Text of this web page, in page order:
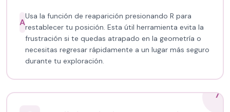
A
Usa la función de reaparición presionando R para
restablecer tu posición. Esta útil herramienta evita la
frustración si te quedas atrapado en la geometría o
necesitas regresar rápidamente a un lugar más seguro
durante tu exploración.
7